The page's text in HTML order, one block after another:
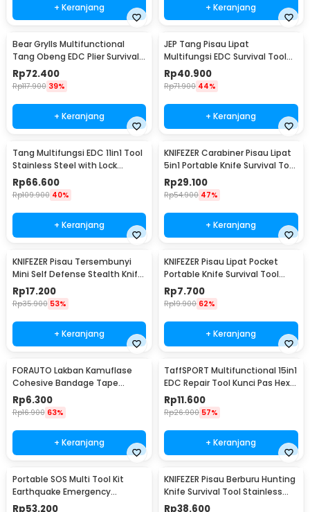
+ Keranjang + Keranjang
Bear Grylls Multifunctional
Tang Obeng EDC Plier Survival
Tool - MPA19
Rp72.400
Rp117.900 39%
+ Keranjang
JEP Tang Pisau Lipat
Multifungsi EDC Survival Tool
Stainless Steel - MPA13
Rp40.900
Rp71.900 44%
+ Keranjang
Tang Multifungsi EDC 11in1 Tool
Stainless Steel with Lock
System - MPA01
Rp66.600
Rp109.900 40%
+ Keranjang
KNIFEZER Carabiner Pisau Lipat
5in1 Portable Knife Survival Tool
EDC - ED30
Rp29.100
Rp54.900 47%
+ Keranjang
KNIFEZER Pisau Tersembunyi
Mini Self Defense Stealth Knife
Steel - H19
Rp17.200
Rp35.900 53%
+ Keranjang
KNIFEZER Pisau Lipat Pocket
Portable Knife Survival Tool
EDC Stainless - H18
Rp7.700
Rp19.900 62%
+ Keranjang
FORAUTO Lakban Kamuflase
Cohesive Bandage Tape
Hunting 4.5M 50mm - H10
Rp6.300
Rp16.900 63%
+ Keranjang
TaffSPORT Multifunctional 15in1
EDC Repair Tool Kunci Pas Hex
Obeng - HW0668
Rp11.600
Rp26.900 57%
+ Keranjang
Portable SOS Multi Tool Kit
Earthquake Emergency
Outdoor Survival - JT21
Rp53.200
KNIFEZER Pisau Berburu Hunting
Knife Survival Tool Stainless
Steel - BUCK076
Rp38.600